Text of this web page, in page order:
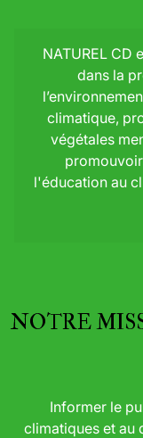
NATUREL CD
dans la
climatique,
végétales
l'éducation au
NOTRE
Informer le
climatiques et au